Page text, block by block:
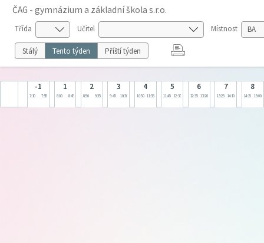
ČAG - gymnázium a základní škola s.r.o.
Třída Učitel Místnost
Stálý Tento týden Příští týden
-1
7:10 7:55
1
8:00 8:45
2
8:50 9:35
3
9:45 10:30
4
10:50 11:35
5
11:45 12:30
6
12:35 13:20
7
13:25 14:10
8
14:15 15:00